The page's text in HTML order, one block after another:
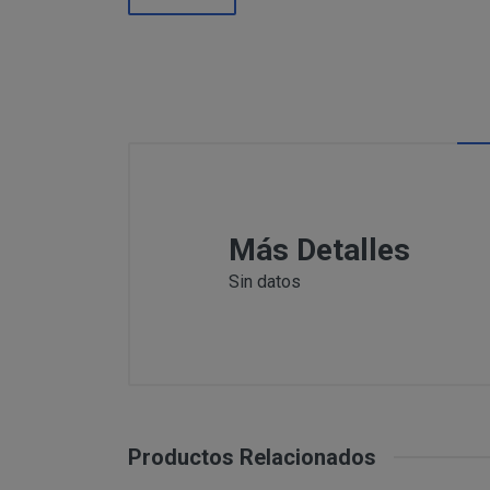
Más Detalles
Sin datos
Productos Relacionados
Sábado:
Sábado:
eficaces, a
en pantalla.
MODIFICACION O
DESISTIMIENTO DE
Productos que